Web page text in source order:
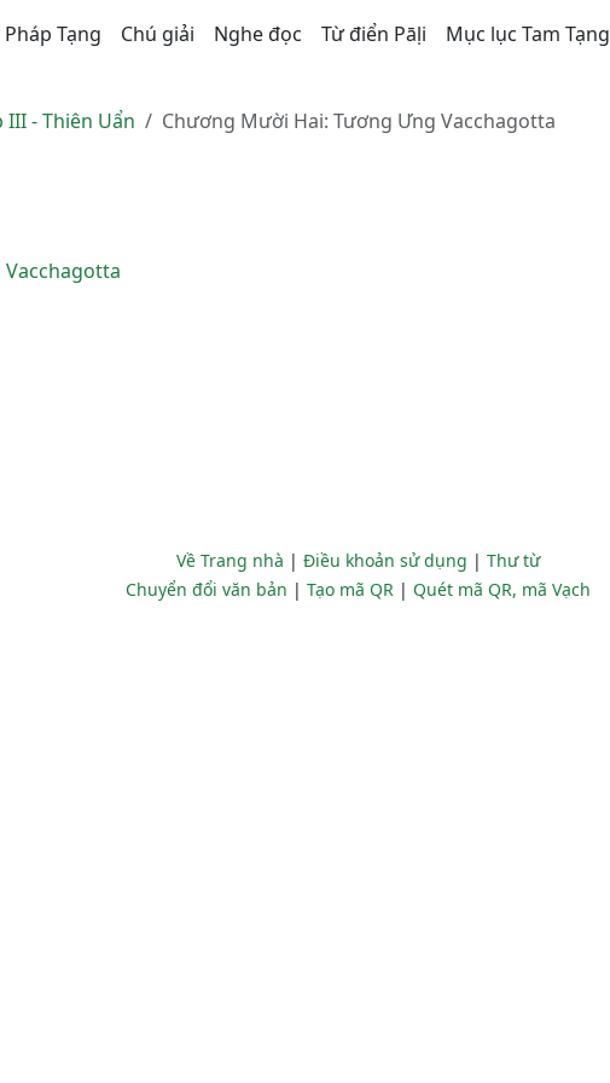
Pháp Tạng Chú giải Nghe đọc Từ điển Pāḷi Mục lục Tam Tạng
III - Thiên Uẩn Chương Mười Hai: Tương Ưng Vacchagotta
Về Trang nhà | Điều khoản sử dụng | Thư từ
Chuyển đổi văn bản | Tạo mã QR | Quét mã QR, mã Vạch